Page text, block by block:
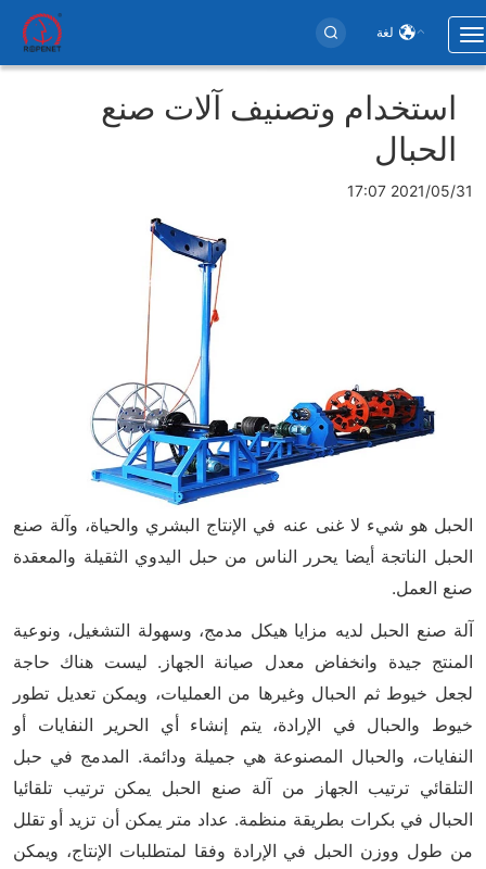
لغة
Toggle
navigation
استخدام وتصنيف آلات صنع
الحبال
2021/05/31 17:07
الحبل هو شيء لا غنى عنه في الإنتاج البشري والحياة، وآلة صنع
الحبل الناتجة أيضا يحرر الناس من حبل اليدوي الثقيلة والمعقدة
صنع العمل.
آلة صنع الحبل لديه مزايا هيكل مدمج، وسهولة التشغيل، ونوعية
المنتج جيدة وانخفاض معدل صيانة الجهاز. ليست هناك حاجة
لجعل خيوط ثم الحبال وغيرها من العمليات، ويمكن تعديل تطور
خيوط والحبال في الإرادة، يتم إنشاء أي الحرير النفايات أو
النفايات، والحبال المصنوعة هي جميلة ودائمة. المدمج في حبل
التلقائي ترتيب الجهاز من آلة صنع الحبل يمكن ترتيب تلقائيا
الحبال في بكرات بطريقة منظمة. عداد متر يمكن أن تزيد أو تقلل
من طول ووزن الحبل في الإرادة وفقا لمتطلبات الإنتاج، ويمكن